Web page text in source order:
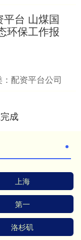
平台 山煤国
环保工作报
：配资平台公司
成
上海
第一
洛杉矶